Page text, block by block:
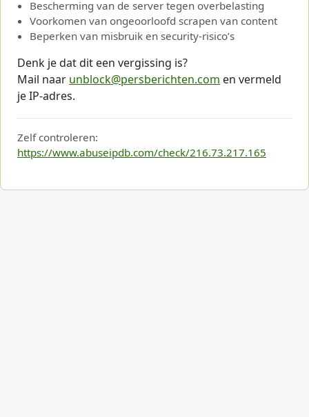
Bescherming van de server tegen overbelasting
Voorkomen van ongeoorloofd scrapen van content
Beperken van misbruik en security-risico’s
Denk je dat dit een vergissing is?
Mail naar unblock@persberichten.com en vermeld
je IP-adres.
Zelf controleren:
https://www.abuseipdb.com/check/216.73.217.165